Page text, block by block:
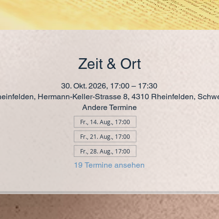
Zeit & Ort
30. Okt. 2026, 17:00 – 17:30
Hermann-Keller-Strasse 8, 4310 Rheinfelden,
Andere Termine
Fr., 14. Aug., 17:00
Fr., 21. Aug., 17:00
Fr., 28. Aug., 17:00
19 Termine ansehen